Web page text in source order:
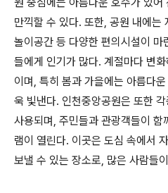
원 중심에는 아름다운 호수가 있어
만끽할 수 있다. 또한, 공원 내에는
놀이공간 등 다양한 편의시설이 마
들에게 인기가 많다. 계절마다 변
이며, 특히 봄과 가을에는 아름다
욱 빛낸다. 인천중앙공원은 또한
사용되며, 주민들과 관광객들이
램이 열린다. 이곳은 도심 속에서
보낼 수 있는 장소로, 많은 사람들